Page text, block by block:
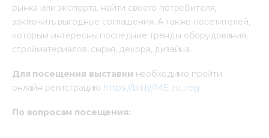
рынка или экспорта, найти своего потребителя,
заключить выгодные соглашения. А также посетителей,
которым интересны последние тренды оборудования,
стройматериалов, сырья, декора, дизайна.
Для посещения выставки необходимо пройти
онлайн регистрацию https://bit.ly/ME_ru_reg
По вопросам посещения: